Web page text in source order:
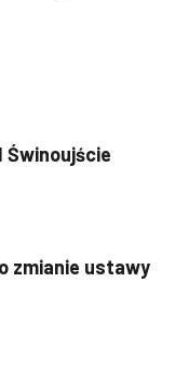
Świnoujście
zmianie ustawy